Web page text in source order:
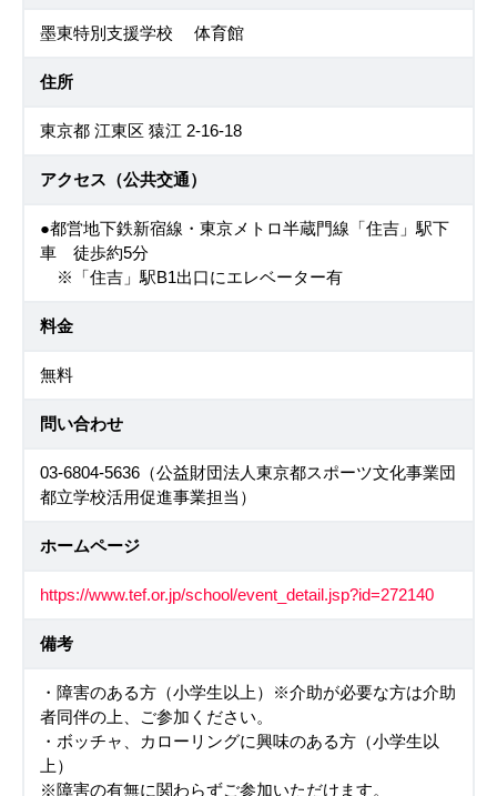
墨東特別支援学校 体育館
住所
東京都 江東区 猿江 2-16-18
アクセス（公共交通）
●都営地下鉄新宿線・東京メトロ半蔵門線「住吉」駅下
車 徒歩約5分
※「住吉」駅B1出口にエレベーター有
料金
無料
問い合わせ
03-6804-5636（公益財団法人東京都スポーツ文化事業団
都立学校活用促進事業担当）
ホームページ
https://www.tef.or.jp/school/event_detail.jsp?id=272140
備考
・障害のある方（小学生以上）※介助が必要な方は介助
者同伴の上、ご参加ください。
・ボッチャ、カローリングに興味のある方（小学生以
上）
※障害の有無に関わらずご参加いただけます。